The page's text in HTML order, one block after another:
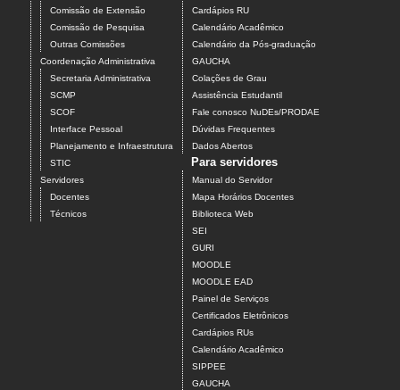
Comissão de Extensão
Comissão de Pesquisa
Outras Comissões
Coordenação Administrativa
Secretaria Administrativa
SCMP
SCOF
Interface Pessoal
Planejamento e Infraestrutura
STIC
Servidores
Docentes
Técnicos
Cardápios RU
Calendário Acadêmico
Calendário da Pós-graduação
GAUCHA
Colações de Grau
Assistência Estudantil
Fale conosco NuDEs/PRODAE
Dúvidas Frequentes
Dados Abertos
Para servidores
Manual do Servidor
Mapa Horários Docentes
Biblioteca Web
SEI
GURI
MOODLE
MOODLE EAD
Painel de Serviços
Certificados Eletrônicos
Cardápios RUs
Calendário Acadêmico
SIPPEE
GAUCHA